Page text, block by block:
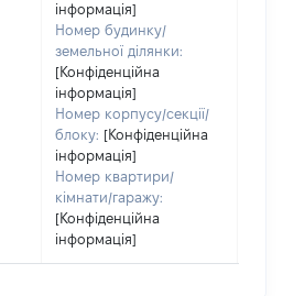
інформація]
Номер будинку/
земельної ділянки:
[Конфіденційна
інформація]
Номер корпусу/секції/
блоку: [Конфіденційна
інформація]
Номер квартири/
кімнати/гаражу:
[Конфіденційна
інформація]